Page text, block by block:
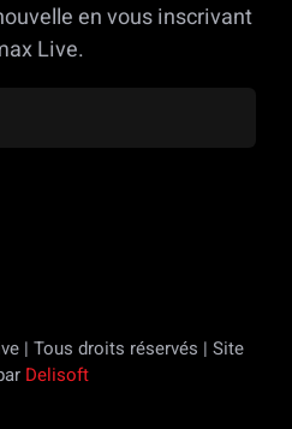
en vous inscrivant
Live.
| Tous droits réservés | Site
Delisoft